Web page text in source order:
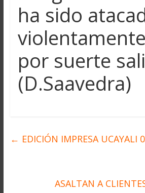
ha sido
por suerte
(D.Saavedra)
← EDICIÓN IMPRESA UCAYALI
ASALTAN A